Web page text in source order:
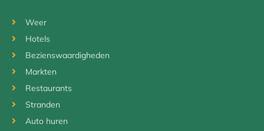
Weer
Hotels
Bezienswaardigheden
Markten
Restaurants
Stranden
Auto huren